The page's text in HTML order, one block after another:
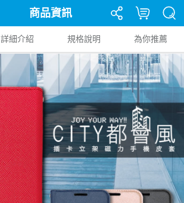
商品資訊
詳細介紹 規格說明 為你推薦